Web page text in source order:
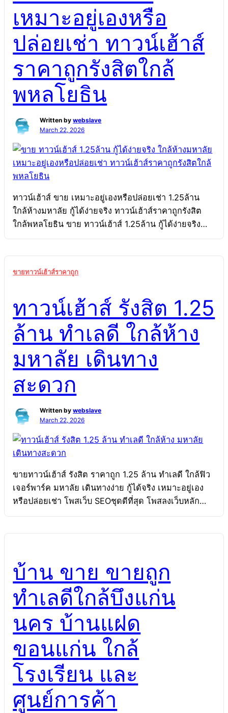
เดียวกัน โดย ที่มเขียนบทความมืออาชีพ สด ใหม่ ไม่ซ้ำ
ใคร ประณีต เน้นให้ติด […]
เหมาะอยู่เองหรือ
ปล่อยเช่า ทาวน์เฮ้าส์
ราคาถูกรังสิตใกล้
พหลโยธิน
Written bywebslave
March 22, 2026
ทาวน์เฮ้าส์ ขาย เหมาะอยู่เองหรือปล่อยเช่า 1.25ล้าน
ใกล้ห้างมหาลัย กู้ได้ง่ายจริง ทาวน์เฮ้าส์ราคาถูกรังสิต
ใกล้พหลโยธิน ขาย ทาวน์เฮ้าส์ 1.25ล้าน กู้ได้ง่ายจริง
ราคาถูกรังสิตใกล้พหลโยธิน 1.25ล้าน มาก ทาวน์เฮ้าส์
พาร์ครังสิต 1.25ล้าน กู้ได้ง่ายจริง เหมาะอยู่เองหรือปล่อย
เช่า บ้านรังสิตทำเลดีราคาถูกมาก ทาวน์เฮ้าส์ราคาถูก
รังสิตใกล้พหลโยธิน ใกล้ห้างมหาลัย ใกล้ฟิวเจอร์พาร์ค
รังสิต 1.25ล้าน กู้ได้ง่ายจริง เหมาะอยู่เองหรือปล่อยเช่า
ทำเลดี เดินทางสะดวก บ้านมือสองรังสิตราคาถูกมาก ทา
วน์เฮ้าส์ราคาถูกใกล้ห้างมหาลัย ใกล้ฟิวเจอร์พาร์ครังสิต
ขายทาวน์เฮ้าส์รังสิต1.25ล้าน ทำเลดี เดินทางสะดวกเดิน
ทางง่าย กู้ได้จริง บ้านรังสิต ราคาไม่เกิน 1.5 ล้าน เหมาะ
อยู่เองหรือปล่อยเช่า ขายทาวน์เฮ้าส์รังสิตราคาถูก ใกล้
ฟิวเจอร์พาร์ครังสิต บ้านรังสิต ราคาไม่เกิน 1.5 ล้าน […]
ขายทาวน์เฮ้าส์ราคาถูก
ทาวน์เฮ้าส์ รังสิต 1.25
ล้าน ทำเลดี ใกล้ห้าง
มหาลัย เดินทาง
สะดวก
Written bywebslave
March 22, 2026
ขายทาวน์เฮ้าส์ รังสิต ราคาถูก 1.25 ล้าน ทำเลดี ใกล้ฟิว
เจอร์พาร์ค มหาลัย เดินทางง่าย กู้ได้จริง เหมาะอยู่เอง
หรือปล่อยเช่า โพสเว็บ SEOชุดดีที่สุด โพสลงเว็บหลัก
น้อยหน้าแรก 2คำ Read More โพสเว็บอสังหาดัง โพสลง
เว็บขายบ้าน เว็บอสังหาดัง pantipmarket.com,
Thaihometown.com. prakard.com,
prakardproperty.com, klungbaan.com,
asunghadd.com, teedin108.com หรือ เว็บระดับ
เดียวกัน โดย ที่มเขียนบทความมืออาชีพ สด […]
บ้าน ขาย ขายถูก
ทำเลดีใกล้บึงแก่น
นคร บ้านแฝด
ขอนแก่น ใกล้
โรงเรียน และ
ศูนย์การค้า